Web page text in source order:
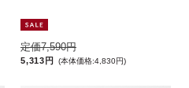
定価7,590円
5,313円 (本体価格:4,830円)